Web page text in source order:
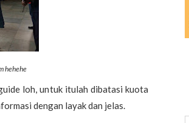
hehehe
loh, untuk itulah dibatasi kuota
dengan layak dan jelas.